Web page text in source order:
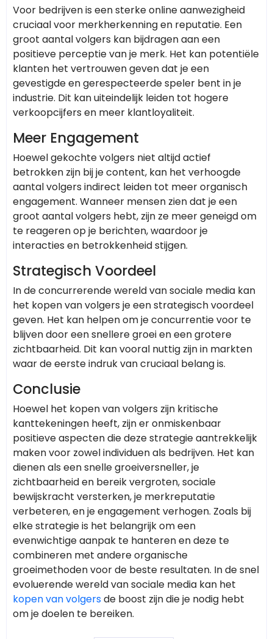
Voor bedrijven is een sterke online aanwezigheid
cruciaal voor merkherkenning en reputatie. Een
groot aantal volgers kan bijdragen aan een
positieve perceptie van je merk. Het kan potentiële
klanten het vertrouwen geven dat je een
gevestigde en gerespecteerde speler bent in je
industrie. Dit kan uiteindelijk leiden tot hogere
verkoopcijfers en meer klantloyaliteit.
Meer Engagement
Hoewel gekochte volgers niet altijd actief
betrokken zijn bij je content, kan het verhoogde
aantal volgers indirect leiden tot meer organisch
engagement. Wanneer mensen zien dat je een
groot aantal volgers hebt, zijn ze meer geneigd om
te reageren op je berichten, waardoor je
interacties en betrokkenheid stijgen.
Strategisch Voordeel
In de concurrerende wereld van sociale media kan
het kopen van volgers je een strategisch voordeel
geven. Het kan helpen om je concurrentie voor te
blijven door een snellere groei en een grotere
zichtbaarheid. Dit kan vooral nuttig zijn in markten
waar de eerste indruk van cruciaal belang is.
Conclusie
Hoewel het kopen van volgers zijn kritische
kanttekeningen heeft, zijn er onmiskenbaar
positieve aspecten die deze strategie aantrekkelijk
maken voor zowel individuen als bedrijven. Het kan
dienen als een snelle groeiversneller, je
zichtbaarheid en bereik vergroten, sociale
bewijskracht versterken, je merkreputatie
verbeteren, en je engagement verhogen. Zoals bij
elke strategie is het belangrijk om een
evenwichtige aanpak te hanteren en deze te
combineren met andere organische
groeimethoden voor de beste resultaten. In de snel
evoluerende wereld van sociale media kan het
kopen van volgersde boost zijn die je nodig hebt
om je doelen te bereiken.